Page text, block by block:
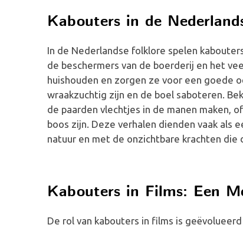
Kabouters in de
In de Nederlandse folklore spelen
de beschermers van de boerderij en het
huishouden en zorgen ze voor een goede
wraakzuchtig zijn en de boel saboteren.
de paarden vlechtjes in de manen maken,
boos zijn. Deze verhalen dienden vaak als
natuur en met de onzichtbare krachten die
Kabouters in Films: Een
De rol van kabouters in films is